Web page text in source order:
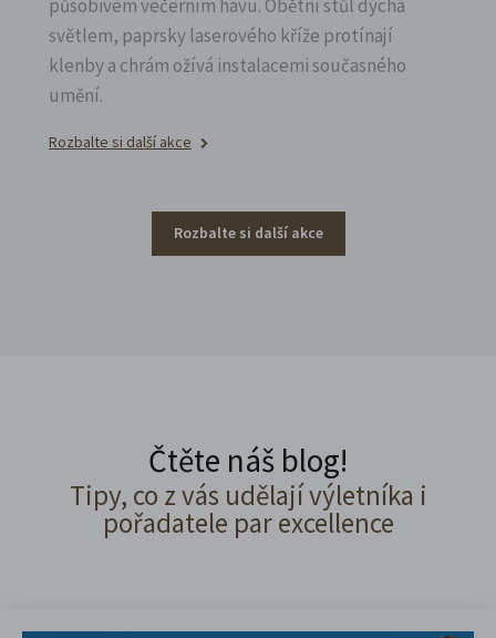
působivém večerním hávu. Obětní stůl dýchá
světlem, paprsky laserového kříže protínají
klenby a chrám ožívá instalacemi současného
umění.
Rozbalte si další akce
Rozbalte si další akce
Čtěte náš blog!
Tipy, co z vás udělají výletníka i
pořadatele par excellence